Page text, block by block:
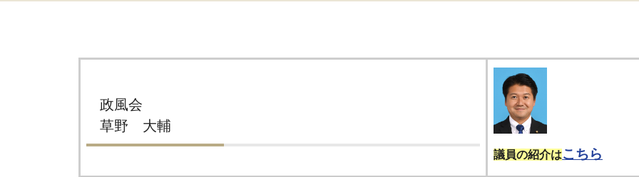
政風会
草野 大輔
議員の紹介はこちら